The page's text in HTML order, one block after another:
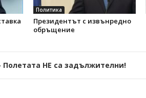
Политика
Президентът с извънредно
обръщение
НЕ са задължителни!